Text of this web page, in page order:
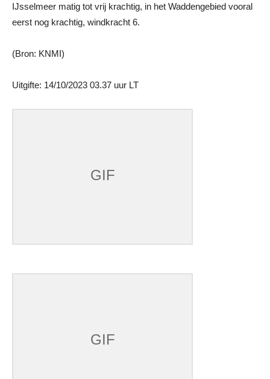
IJsselmeer matig tot vrij krachtig, in het Waddengebied vooral
eerst nog krachtig, windkracht 6.
(Bron: KNMI)
Uitgifte: 14/10/2023 03.37 uur LT